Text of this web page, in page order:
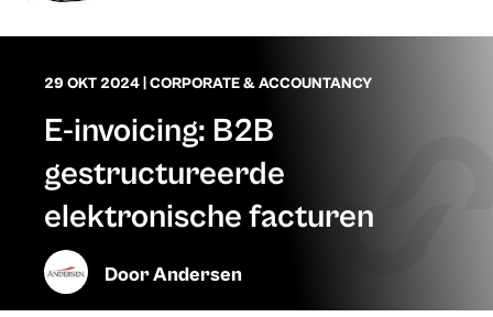
29 OKT 2024 CORPORATE & ACCOUNTANCY
E-invoicing: B2B
gestructureerde
elektronische facturen
DoorAndersen